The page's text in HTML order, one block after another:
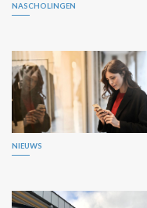
NASCHOLINGEN
NIEUWS